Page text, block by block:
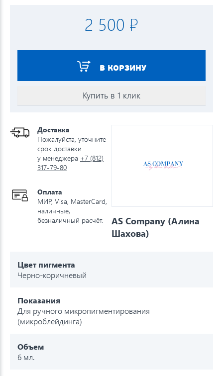
2 500 ₽
В КОРЗИНУ
Купить в 1 клик
Доставка
Пожалуйста, уточните
срок доставки
у менеджера +7 (812)
317-79-80
Оплата
МИР, Visa, MasterCard,
наличные,
безналичный расчёт.
AS Company (Алина
Шахова)
Цвет пигмента
Черно-коричневый
Показания
Для ручного микропигментирования
(микроблейдинга)
Объем
6 мл.